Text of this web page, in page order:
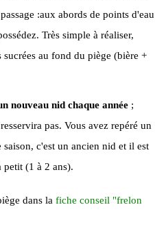
:aux abords de points d'eau
Très simple à réaliser,
sucrées au fond du piège (bière +
nouveau nid chaque année ;
pas. Vous avez repéré un
c'est un ancien nid et il est
petit (1 à 2 ans).
dans la fiche conseil "frelon